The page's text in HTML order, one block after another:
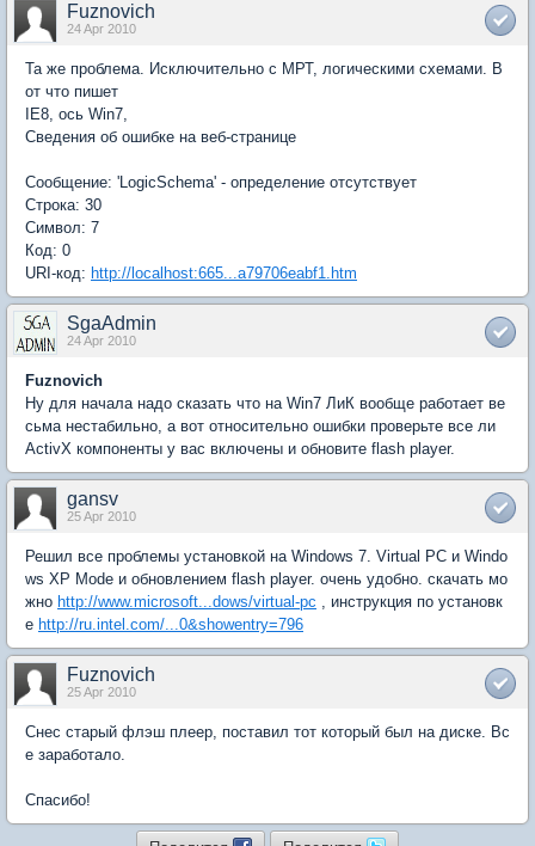
Fuznovich
24 Apr 2010
Та же проблема. Исключительно с МРТ, логическими схемами. В
от что пишет
IE8, ось Win7,
Сведения об ошибке на веб-странице
Сообщение: 'LogicSchema' - определение отсутствует
Строка: 30
Символ: 7
Код: 0
URI-код: http://localhost:665...a79706eabf1.htm
SgaAdmin
24 Apr 2010
Fuznovich
Ну для начала надо сказать что на Win7 ЛиК вообще работает ве
сьма нестабильно, а вот относительно ошибки проверьте все ли
ActivX компоненты у вас включены и обновите flash player.
gansv
25 Apr 2010
Решил все проблемы установкой на Windows 7. Virtual PC и Windo
ws XP Mode и обновлением flash player. очень удобно. скачать мо
жно http://www.microsoft...dows/virtual-pc , инструкция по установк
е http://ru.intel.com/...0&showentry=796
Fuznovich
25 Apr 2010
Снес старый флэш плеер, поставил тот который был на диске. Вс
е заработало.
Спасибо!